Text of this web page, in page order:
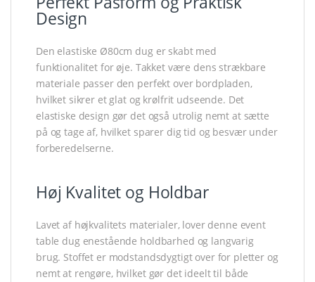
Design
Den elastiske Ø80cm dug er skabt med
funktionalitet for øje. Takket være dens strækbare
materiale passer den perfekt over bordpladen,
hvilket sikrer et glat og krølfrit udseende. Det
elastiske design gør det også utrolig nemt at sætte
på og tage af, hvilket sparer dig tid og besvær under
forberedelserne.
Høj Kvalitet og Holdbar
Lavet af højkvalitets materialer, lover denne event
table dug enestående holdbarhed og langvarig
brug. Stoffet er modstandsdygtigt over for pletter og
nemt at rengøre, hvilket gør det ideelt til både